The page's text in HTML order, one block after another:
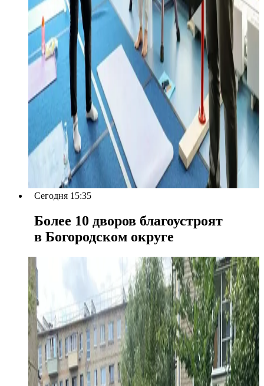
Сегодня 15:35
Более 10 дворов благоустроят
в Богородском округе